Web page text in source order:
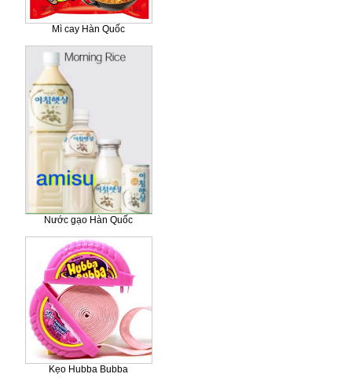
Mì cay Hàn Quốc
Nước gạo Hàn Quốc
Kẹo Hubba Bubba